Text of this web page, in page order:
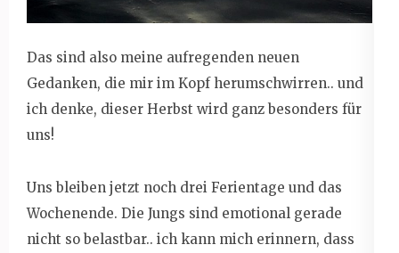
Das sind also meine aufregenden neuen
Gedanken, die mir im Kopf herumschwirren.. und
ich denke, dieser Herbst wird ganz besonders für
uns!
Uns bleiben jetzt noch drei Ferientage und das
Wochenende. Die Jungs sind emotional gerade
nicht so belastbar.. ich kann mich erinnern, dass